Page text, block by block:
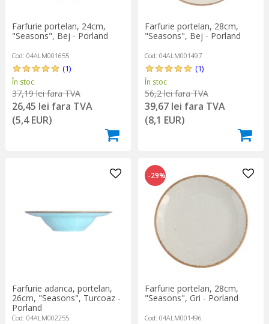
Farfurie portelan, 24cm,
"Seasons", Bej - Porland
Cod: 04ALM001655
(1)
În stoc
37,19 lei fara TVA
26,45 lei fara TVA
(5,4 EUR)
Farfurie portelan, 28cm,
"Seasons", Bej - Porland
Cod: 04ALM001497
(1)
În stoc
56,2 lei fara TVA
39,67 lei fara TVA
(8,1 EUR)
Farfurie adanca, portelan,
26cm, "Seasons", Turcoaz -
Porland
Cod: 04ALM002255
-29%
Farfurie portelan, 28cm,
"Seasons", Gri - Porland
Cod: 04ALM001496